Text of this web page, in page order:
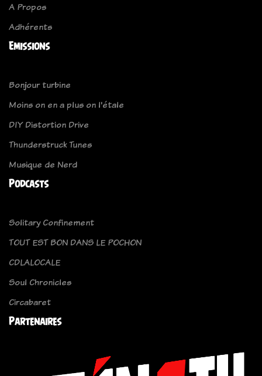
A Propos
Adhérents
Emissions
Bonjour turbine
Moins on en a plus on l'étale
DIY Distortion Drive
Thunderstruck Tunes
Musique de Nerd
Podcasts
Solitary Confinement
TOUT EST BON DANS LE POCHON
CDLALOCALE
Soul Chronicles
Circabaret
Partenaires